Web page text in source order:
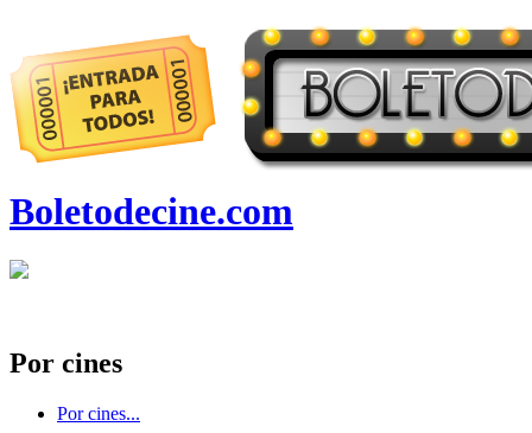
Boletodecine.com
Por cines
Por cines...